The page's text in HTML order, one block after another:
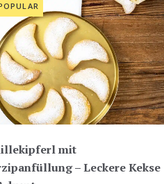
mit
– Leckere Kekse